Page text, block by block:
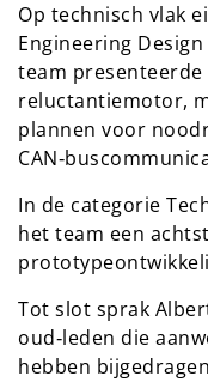
Op technisch vlak
Engineering
team
reluctantiemotor,
plannen voor
In de categorie
het team een
Tot slot sprak
oud‑leden die
hebben